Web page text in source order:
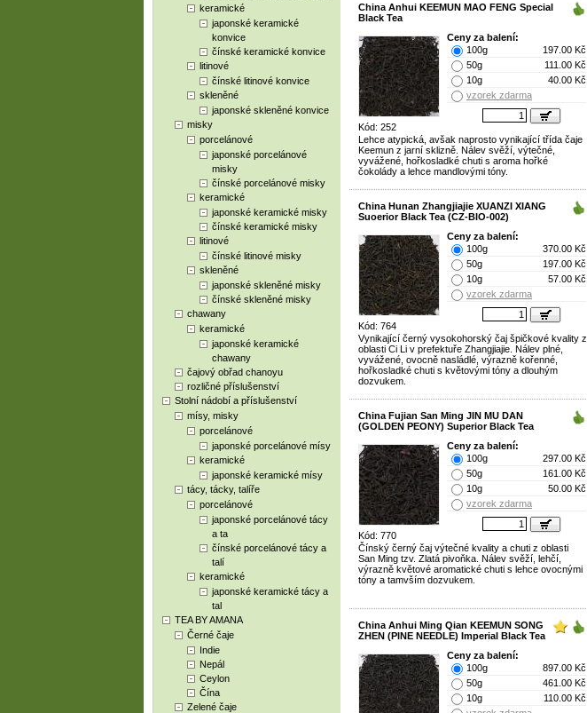
keramické
japonské keramické
konvice
čínské keramické konvice
litinové
čínské litinové konvice
skleněné
japonské skleněné konvice
misky
porcelánové
japonské porcelánové
misky
čínské porcelánové misky
keramické
japonské keramické misky
čínské keramické misky
litinové
čínské litinové misky
skleněné
japonské skleněné misky
čínské skleněné misky
chawany
keramické
japonské keramické
chawany
čajový obřad chanoyu
rozličné příslušenství
Stolní nádobí a příslušenství
mísy, misky
porcelánové
japonské porcelánové mísy
keramické
japonské keramické mísy
tácy, tácky, talíře
porcelánové
japonské porcelánové tácy
a ta
čínské porcelánové tácy a
talí
keramické
japonské keramické tácy a
tal
TEA BY AMANA
Černé čaje
Indie
Nepál
Ceylon
Čína
Zelené čaje
China Anhui KEEMUN MAO FENG Special
Black Tea
Kód: 252
Ceny za balení:
100g
197.00 Kč
50g
111.00 Kč
10g
40.00 Kč
vzorek zdarma
Lehce atypická, avšak naprosto vynikající třída čaje
Keemun z jarní sklizně. Nálev svěží, výtečné,
vyvážené, hořkosladké chuti s aroma hořké
čokolády a lehce mandlovými tóny.
China Hunan Zhangjiajie XUANZI XIANG
Suoerior Black Tea (CZ-BIO-002)
Kód: 764
Ceny za balení:
100g
370.00 Kč
50g
197.00 Kč
10g
57.00 Kč
vzorek zdarma
Vynikající černý vysokohorský čaj špičkové kvality z
oblasti Ci Li v prefektuře Zhangjiajie. Nálev plné,
vyvážené, ovocně nasládlé, výrazně kořenné,
hořkosladké chuti s květovými tóny a dlouhým
dozvukem.
China Fujian San Ming JIN MU DAN
(GOLDEN PEONY) Superior Black Tea
Kód: 770
Ceny za balení:
100g
297.00 Kč
50g
161.00 Kč
10g
50.00 Kč
vzorek zdarma
Čínský černý čaj výtečné kvality a chuti z oblasti
San Ming tzv. Zlatá pivoňka. Nálev svěží, lehčí,
výrazně květové aromatické chuti s lehce ovocnými
tóny a tamvším dozvukem.
China Anhui Ming Qian KEEMUN SONG
ZHEN (PINE NEEDLE) Imperial Black Tea
Ceny za balení:
100g
897.00 Kč
50g
461.00 Kč
10g
110.00 Kč